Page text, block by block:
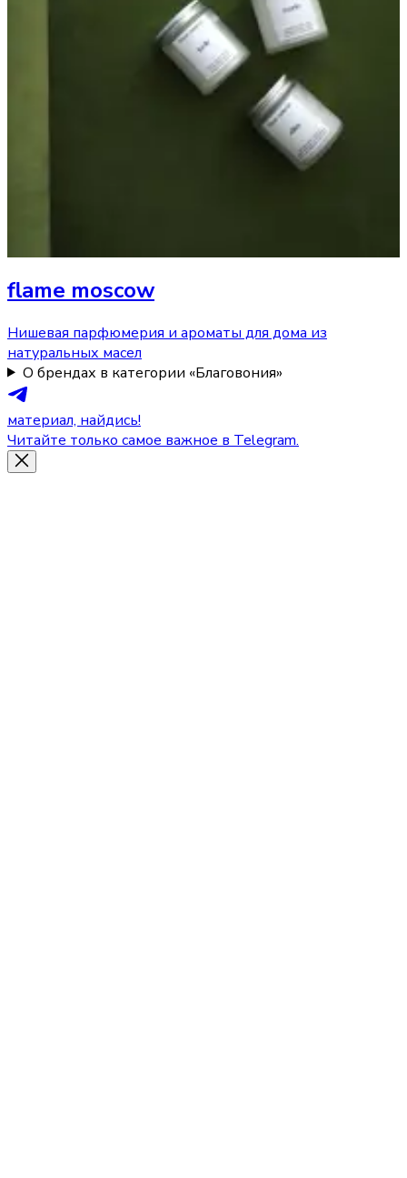
flame moscow
Нишевая парфюмерия и ароматы для дома из
натуральных масел
О брендах в категории «Благовония»
материал, найдись!
Читайте только самое важное в Telegram.